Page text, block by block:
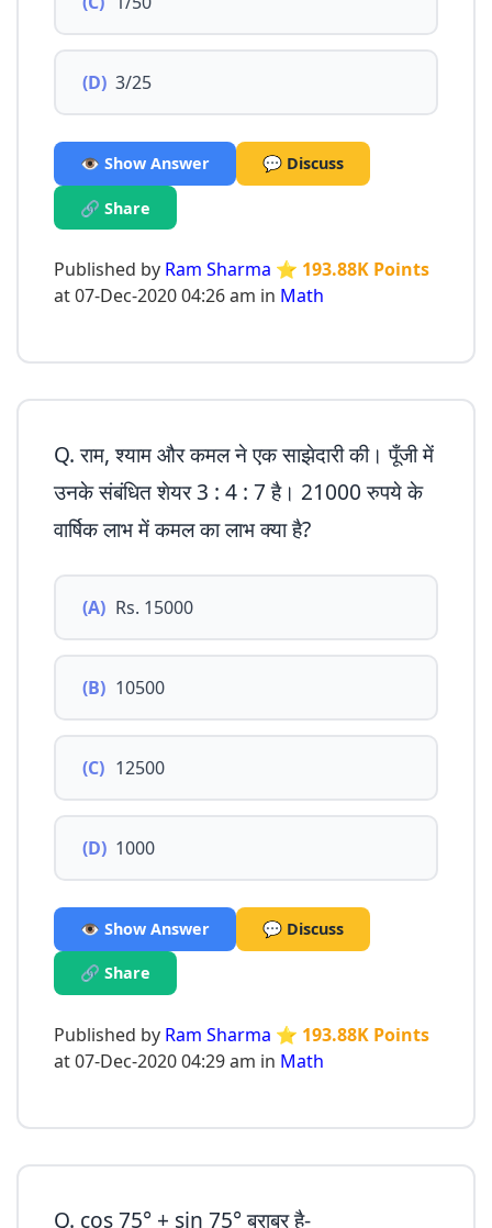
(D) 3/25
👁️ Show Answer 💬 Discuss
🔗 Share
Published by Ram Sharma ⭐ 193.88K Points
at 07-Dec-2020 04:26 am in Math
Q. राम, श्याम और कमल ने एक साझेदारी की। पूँजी में
उनके संबंधित शेयर 3 : 4 : 7 है। 21000 रुपये के
वार्षिक लाभ में कमल का लाभ क्या है?
(A) Rs. 15000
(B) 10500
(C) 12500
(D) 1000
👁️ Show Answer 💬 Discuss
🔗 Share
Published by Ram Sharma ⭐ 193.88K Points
at 07-Dec-2020 04:29 am in Math
Q. cos 75° + sin 75° बराबर है-